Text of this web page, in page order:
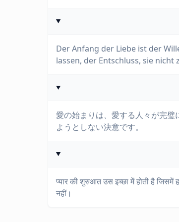
Der Anfang der Liebe ist der
lassen, der Entschluss, sie
愛の始まりは、愛する人々が完
ようとしない決意です。
प्यार की शुरुआत उस इच्छा में होती है जिसमें
नहीं।